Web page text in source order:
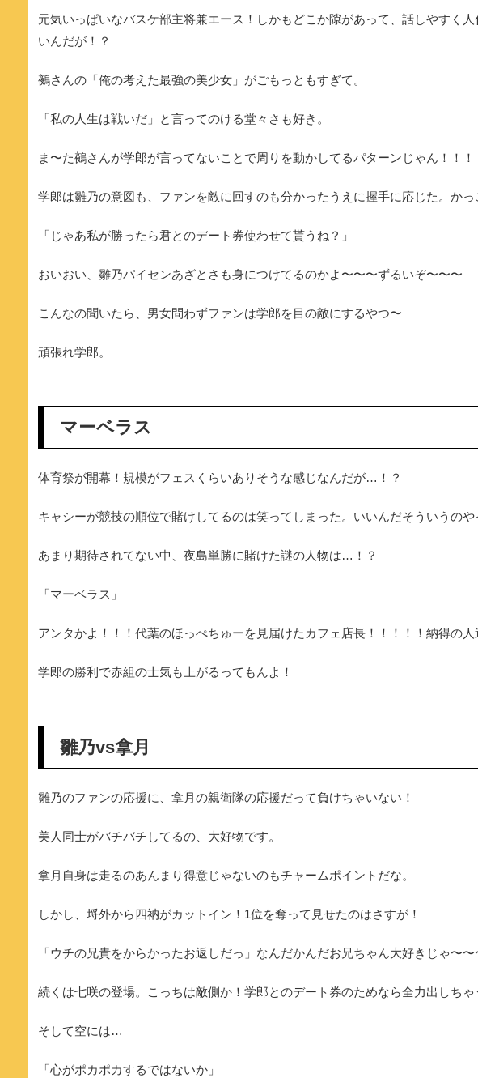
元気いっぱいなバスケ部主将兼エース！しかもどこか隙があって、話しやすく
いんだが！？
鵺さんの「俺の考えた最強の美少女」がごもっともすぎて。
「私の人生は戦いだ」と言ってのける堂々さも好き。
ま〜た鵺さんが学郎が言ってないことで周りを動かしてるパターンじゃん！！！
学郎は雛乃の意図も、ファンを敵に回すのも分かったうえに握手に応じた。かっ
「じゃあ私が勝ったら君とのデート券使わせて貰うね？」
おいおい、雛乃パイセンあざとさも身につけてるのかよ〜〜〜ずるいぞ〜〜〜
こんなの聞いたら、男女問わずファンは学郎を目の敵にするやつ〜
頑張れ学郎。
マーベラス
体育祭が開幕！規模がフェスくらいありそうな感じなんだが…！？
キャシーが競技の順位で賭けしてるのは笑ってしまった。いいんだそういうのや
あまり期待されてない中、夜島単勝に賭けた謎の人物は…！？
「マーベラス」
アンタかよ！！！代葉のほっぺちゅーを見届けたカフェ店長！！！！！納得の人
学郎の勝利で赤組の士気も上がるってもんよ！
雛乃vs拿月
雛乃のファンの応援に、拿月の親衛隊の応援だって負けちゃいない！
美人同士がバチバチしてるの、大好物です。
拿月自身は走るのあんまり得意じゃないのもチャームポイントだな。
しかし、埒外から四衲がカットイン！1位を奪って見せたのはさすが！
「ウチの兄貴をからかったお返しだっ」なんだかんだお兄ちゃん大好きじゃ〜〜
続くは七咲の登場。こっちは敵側か！学郎とのデート券のためなら全力出しちゃ
そして空には…
「心がポカポカするではないか」